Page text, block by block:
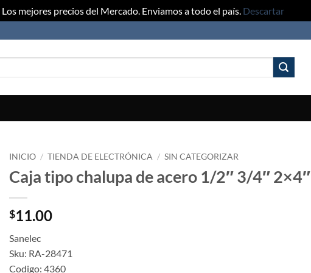
Los mejores precios del Mercado. Enviamos a todo el país. Descartar
INICIO / TIENDA DE ELECTRÓNICA / SIN CATEGORIZAR
Caja tipo chalupa de acero 1/2″ 3/4″ 2×4″
$11.00
Sanelec
Sku: RA-28471
Codigo: 4360